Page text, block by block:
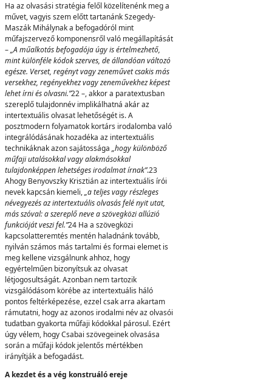
Ha az olvasási stratégia felől közelítenénk meg a
művet, vagyis szem előtt tartanánk Szegedy-
Maszák Mihálynak a befogadóról mint
műfajszervező komponensről való megállapítását
–„A műalkotás befogadója úgy is értelmezhető,
mint különféle kódok szerves, de állandóan változó
egésze. Verset, regényt vagy zeneművet csakis más
versekhez, regényekhez vagy zeneművekhez képest
lehet írni és olvasni.”22 –, akkor a paratextusban
szereplő tulajdonnév implikálhatná akár az
intertextuális olvasat lehetőségét is. A
posztmodern folyamatok kortárs irodalomba való
integrálódásának hozadéka az intertextuális
technikáknak azon sajátossága „hogy különböző
műfaji utalásokkal vagy alakmásokkal
tulajdonképpen lehetséges irodalmat írnak”.23
Ahogy Benyovszky Krisztián az intertextuális írói
nevek kapcsán kiemeli,„a teljes vagy részleges
névegyezés az intertextuális olvasás felé nyit utat,
más szóval: a szereplő neve a szövegközi allúzió
funkcióját veszi fel.”24 Ha a szövegközi
kapcsolatteremtés mentén haladnánk tovább,
nyilván számos más tartalmi és formai elemet is
meg kellene vizsgálnunk ahhoz, hogy
egyértelműen bizonyítsuk az olvasat
létjogosultságát. Azonban nem tartozik
vizsgálódásom körébe az intertextuális háló
pontos feltérképezése, ezzel csak arra akartam
rámutatni, hogy az azonos irodalmi név az olvasói
tudatban gyakorta műfaji kódokkal párosul. Ezért
úgy vélem, hogy Csabai szövegeinek olvasása
során a műfaji kódok jelentős mértékben
irányítják a befogadást.
A kezdet és a vég konstruáló ereje